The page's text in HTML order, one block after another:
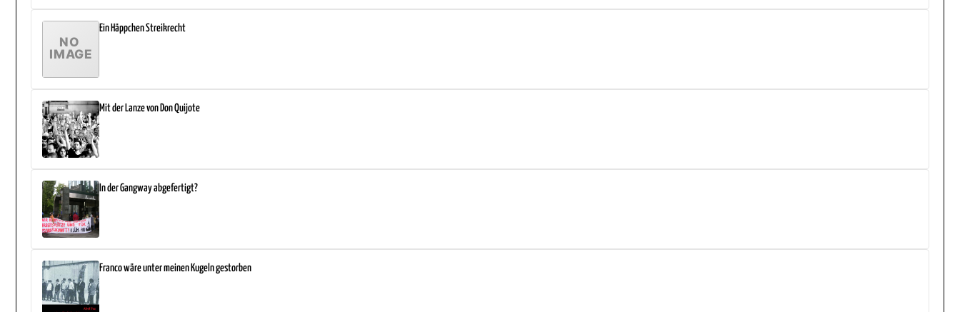
Ein Häppchen Streikrecht
Mit der Lanze von Don Quijote
In der Gangway abgefertigt?
Franco wäre unter meinen Kugeln gestorben